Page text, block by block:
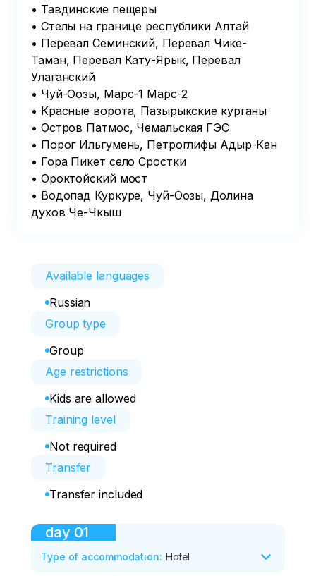
• Тавдинские пещеры
• Стелы на границе республики Алтай
• Перевал Семинский, Перевал Чике-
Таман, Перевал Кату-Ярык, Перевал
Улаганский
• Чуй-Оозы, Марс-1 Марс-2
• Красные ворота, Пазырыкские курганы
• Остров Патмос, Чемальская ГЭС
• Порог Ильгумень, Петроглифы Адыр-Кан
• Гора Пикет село Сростки
• Ороктойский мост
• Водопад Куркуре, Чуй-Оозы, Долина
духов Че-Чкыш
Available languages
Russian
Group type
Group
Age restrictions
Kids are allowed
Training level
Not required
Transfer
Transfer included
day 01
Type of accommodation: Hotel